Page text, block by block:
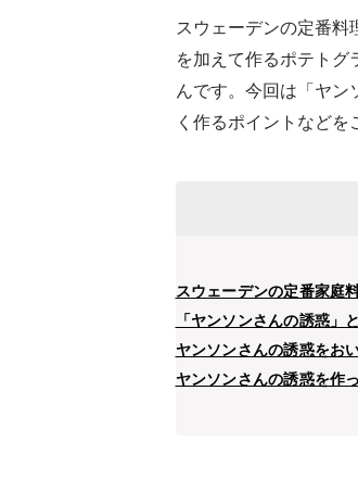
スウェーデンの定番料
を加えて作るポテト
んです。今回は「ヤン
く作るポイントなどを
スウェーデンの定番家庭
「ヤンソンさんの誘惑」
ヤンソンさんの誘惑をお
ヤンソンさんの誘惑を作